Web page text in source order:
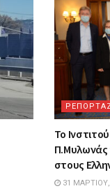
Το
Π.Μυλωνάς
στους
31 ΜΑΡΤΊΟΥ,